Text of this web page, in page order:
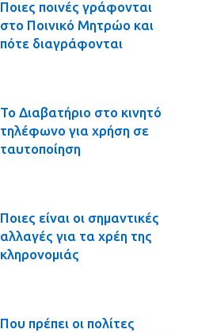
Ποιες ποινές γράφονται
στο Ποινικό Μητρώο και
πότε διαγράφονται
Το Διαβατήριο στο κινητό
τηλέφωνο για χρήση σε
ταυτοποίηση
Ποιες είναι οι σημαντικές
αλλαγές για τα χρέη της
κληρονομιάς
Που πρέπει οι πολίτες